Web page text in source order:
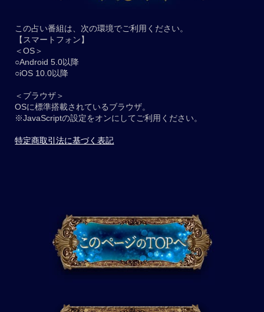
この占い番組は、次の環境でご利用ください。
【スマートフォン】
＜OS＞
○Android 5.0以降
○iOS 10.0以降
＜ブラウザ＞
OSに標準搭載されているブラウザ。
※JavaScriptの設定をオンにしてご利用ください。
特定商取引法に基づく表記